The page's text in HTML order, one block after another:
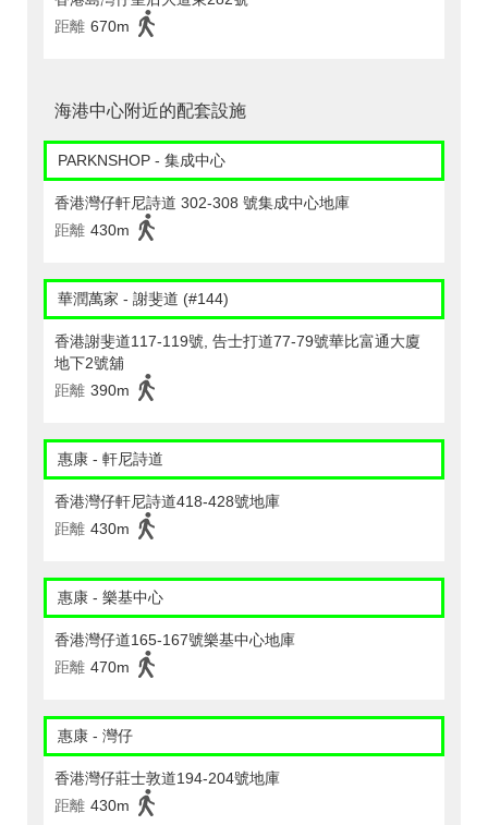
距離 670m
海港中心附近的配套設施
PARKNSHOP - 集成中心
香港灣仔軒尼詩道 302-308 號集成中心地庫
距離 430m
華潤萬家 - 謝斐道 (#144)
香港謝斐道117-119號, 告士打道77-79號華比富通大廈
地下2號舖
距離 390m
惠康 - 軒尼詩道
香港灣仔軒尼詩道418-428號地庫
距離 430m
惠康 - 樂基中心
香港灣仔道165-167號樂基中心地庫
距離 470m
惠康 - 灣仔
香港灣仔莊士敦道194-204號地庫
距離 430m